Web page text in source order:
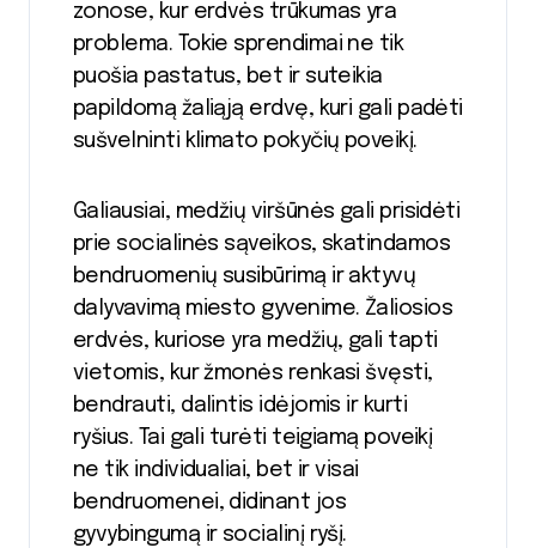
zonose, kur erdvės trūkumas yra
problema. Tokie sprendimai ne tik
puošia pastatus, bet ir suteikia
papildomą žaliąją erdvę, kuri gali padėti
sušvelninti klimato pokyčių poveikį.
Galiausiai, medžių viršūnės gali prisidėti
prie socialinės sąveikos, skatindamos
bendruomenių susibūrimą ir aktyvų
dalyvavimą miesto gyvenime. Žaliosios
erdvės, kuriose yra medžių, gali tapti
vietomis, kur žmonės renkasi švęsti,
bendrauti, dalintis idėjomis ir kurti
ryšius. Tai gali turėti teigiamą poveikį
ne tik individualiai, bet ir visai
bendruomenei, didinant jos
gyvybingumą ir socialinį ryšį.